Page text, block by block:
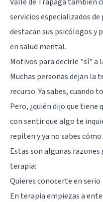
servicios especializados
destacan sus psicólogos y
en salud mental.
Motivos para decirle "sí" a
Muchas personas dejan
recurso. Ya sabes, cuando
Pero, ¿quién dijo que tiene
con sentir que algo te
repiten y ya no sabes
Estas son algunas razones
terapia:
Quieres conocerte en serio
En terapia empiezas a